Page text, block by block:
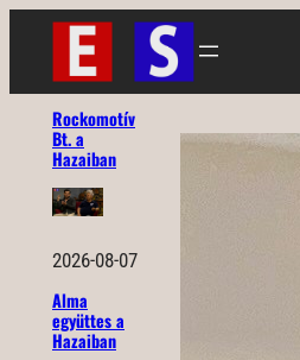
Ugrás
tartalomhoz
Rockomotív
Bt. a
Hazaiban
2026-08-07
Alma
együttes a
Hazaiban